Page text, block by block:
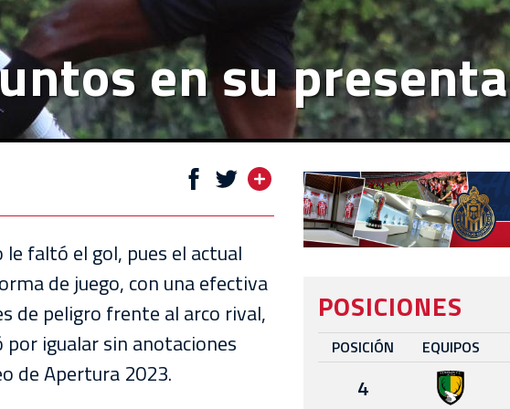
en su
faltó el gol, pues el actual
de juego, con una efectiva
de peligro frente al arco rival,
igualar sin anotaciones
de Apertura 2023.
POSICIONES
POSICIÓN EQUIPOS
4